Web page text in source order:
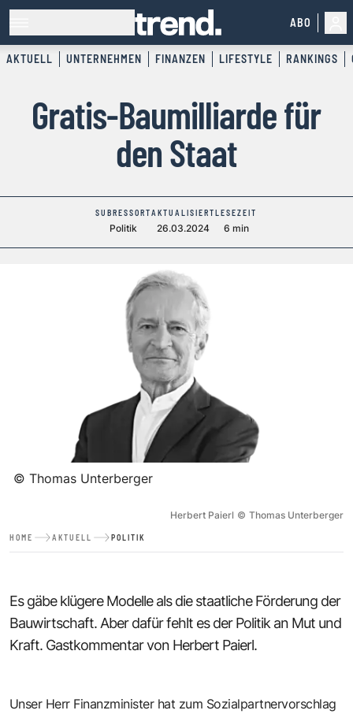
ABO
AKTUELL UNTERNEHMEN FINANZEN LIFESTYLE RANKINGS
Gratis-Baumilliarde für
den Staat
SUBRESSORT
Politik
AKTUALISIERT
26.03.2024
LESEZEIT
6 min
© Thomas Unterberger
Herbert Paierl © Thomas Unterberger
HOME AKTUELL POLITIK
Es gäbe klügere Modelle als die staatliche Förderung der
Bauwirtschaft. Aber dafür fehlt es der Politik an Mut und
Kraft. Gastkommentar von Herbert Paierl.
Unser Herr Finanzminister hat zum Sozialpartnervorschlag